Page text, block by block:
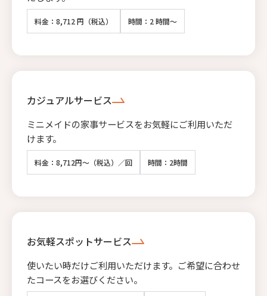
料金：8,712 円（税込） 時間：2 時間～
カジュアルサービス
ミニメイドの家事サービスをお気軽にご利用いただ
けます。
料金：8,712円～（税込）／回 時間：2時間
お気軽スポットサービス
使いたい時だけご利用いただけます。ご希望に合わせ
たコースをお選びください。